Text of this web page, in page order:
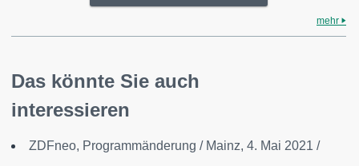
mehr
Das könnte Sie auch
interessieren
ZDFneo, Programmänderung / Mainz, 4. Mai 2021 /